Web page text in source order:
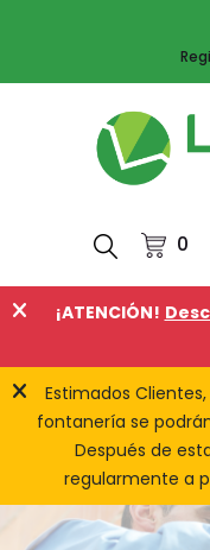
0
¡ATENCIÓN!
Estimados
fontanería se
Después de
regularmente a